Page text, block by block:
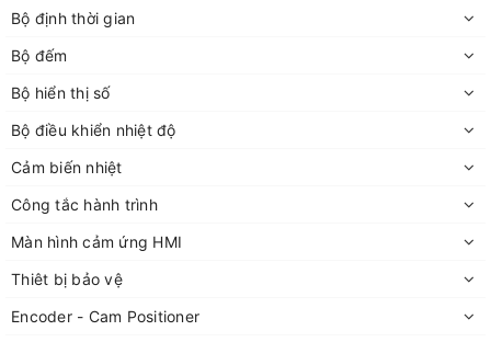
Bộ định thời gian
Bộ đếm
Bộ hiển thị số
Bộ điều khiển nhiệt độ
Cảm biến nhiệt
Công tắc hành trình
Màn hình cảm ứng HMI
Thiêt bị bảo vệ
Encoder - Cam Positioner